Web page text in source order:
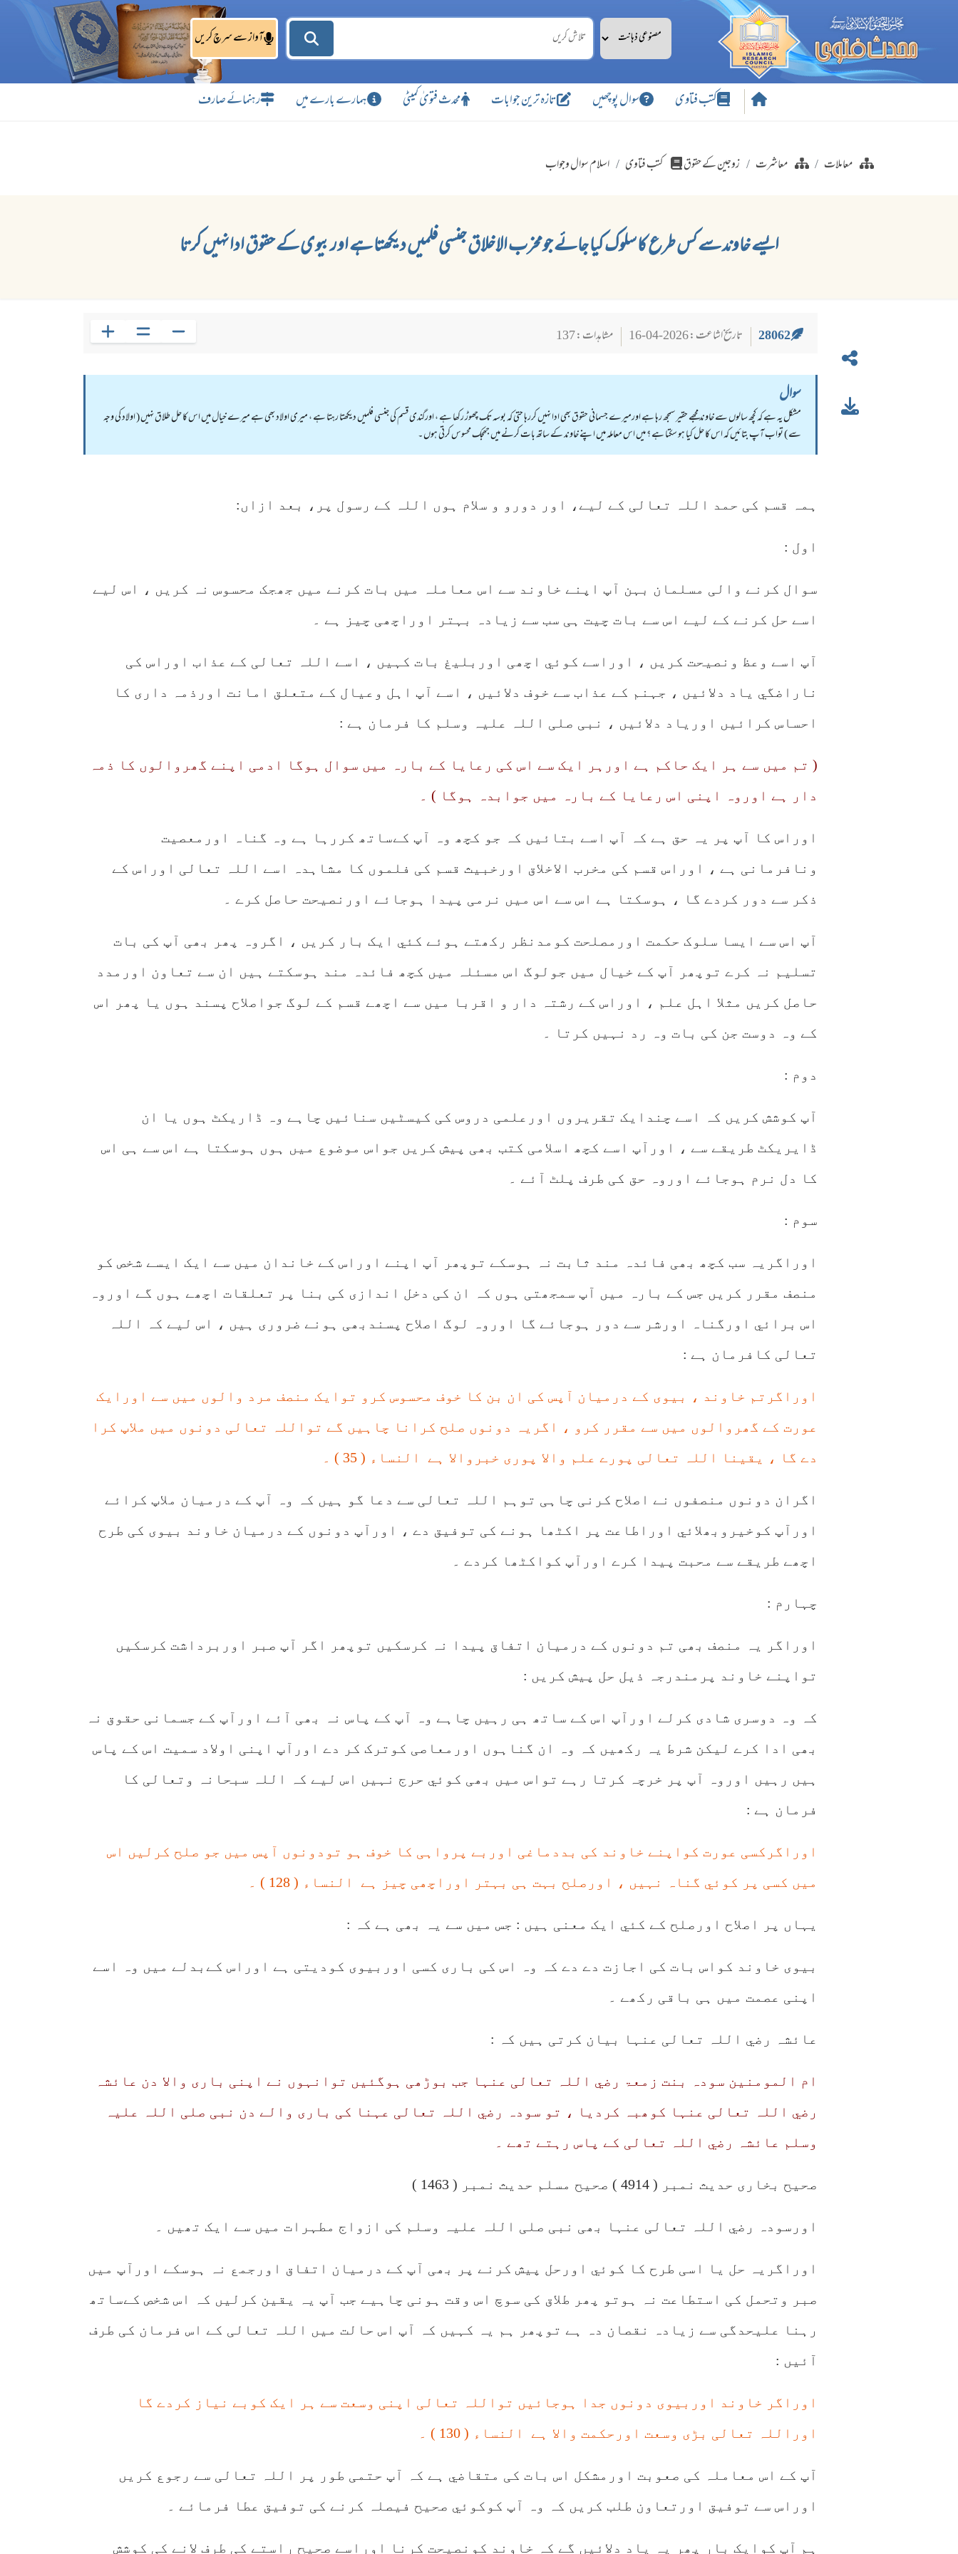
آواز سے سرچ کریں
کتب فتاوی سوال پوچھیں تازہ ترین جوابات محدث فتویٰ کمیٹی ہمارے بارے میں رہنمائے صارف
معاملات معاشرت زوجین کے حقوق کتب فتاوی اسلام سوال وجواب
ایسے خاوند سے کس طرع کا سلوک کیا جائے جومخرب الاخلاق جنسی فلمیں دیکھتا ہے اوربیوی کے حقوق ادا نہیں کرتا
28062 تاریخ اشاعت : 2026-04-16 مشاہدات : 137
سوال
مشکل یہ ہے کہ کچھ سالوں سے خاوند مجھے حقیر سمجھ رہا ہے اورمیرے جسمانی حقوق بھی ادا نہیں کررہا حتی کہ بوسہ تک چھوڑ رکھا ہے ، اورگندی قسم کی جنسی فلمیں دیکھتا رہتا ہے ، میری اولاد بھی ہے میرے خیال میں اس کا حل طلاق نہیں ( اولاد کی وجہ
سے ) تواب آپ بتائيں کہ اس کا حل کیا ہو سکتا ہے ؟ میں اس معاملہ میں اپنے خاوند کے ساتھ بات کرنے میں جھجک محسوس کرتی ہوں ۔
ہمہ قسم کی حمد اللہ تعالی کے لیے، اور دورو و سلام ہوں اللہ کے رسول پر، بعد ازاں:
اول :
سوال کرنے والی مسلمان بہن آپ اپنے خاوند سے اس معاملہ میں بات کرنے میں جھجک محسوس نہ کریں ، اس لیے
اسے حل کرنے کے لیے اس سے بات چیت ہی سب سے زيادہ بہتر اوراچھی چيز ہے ۔
آپ اسے وعظ ونصیحت کریں ، اوراسے کوئي اچھی اوربلیغ بات کہیں ، اسے اللہ تعالی کے عذاب اوراس کی
ناراضگي یاد دلائيں ، جہنم کے عذاب سے خوف دلائيں ، اسے آپ اہل وعیال کے متعلق امانت اورذمہ داری کا
احساس کرائيں اوریاد دلائيں ، نبی صلی اللہ علیہ وسلم کا فرمان ہے :
( تم میں سے ہر ایک حاکم ہے اورہر ایک سے اس کی رعایا کے بارہ میں سوال ہوگا ادمی اپنے گھروالوں کا ذمہ
دار ہے اوروہ اپنی اس رعایا کے بارہ میں جوابدہ ہوگا ) ۔
اوراس کا آپ پر یہ حق ہے کہ آپ اسے بتائيں کہ جو کچھ وہ آپ کےساتھ کررہا ہے وہ گناہ اورمعصیت
ونافرمانی ہے ، اوراس قسم کی مخرب الاخلاق اورخبیث قسم کی فلموں کا مشاہدہ اسے اللہ تعالی اوراس کے
ذکر سے دور کردے گا ، ہوسکتا ہے اس سے اس میں نرمی پیدا ہوجائے اورنصیحت حاصل کرے ۔
آپ اس سے ایسا سلوک حکمت اورمصلحت کومدنظر رکھتے ہوئے کئي ایک بار کریں ، اگروہ پھر بھی آپ کی بات
تسلیم نہ کرے توپھر آپ کے خیال میں جولوگ اس مسئلہ میں کچھ فائدہ مند ہوسکتے ہیں ان سے تعاون اورمدد
حاصل کریں مثلا اہل علم ، اوراس کے رشتہ دار و اقربا میں سے اچھے قسم کے لوگ جواصلاح پسند ہوں یا پھر اس
کے وہ دوست جن کی بات وہ رد نہیں کرتا ۔
دوم :
آپ کوشش کریں کہ اسے چندایک تقریروں اورعلمی دروس کی کیسٹیں سنائيں چاہے وہ ڈاریکٹ ہوں یا ان
ڈایریکٹ طریقے سے ، اورآپ اسے کچھ اسلامی کتب بھی پیش کریں جواس موضوع میں ہوں ہوسکتا ہے اس سے ہی اس
کا دل نرم ہوجائے اوروہ حق کی طرف پلٹ آئے ۔
سوم :
اوراگریہ سب کچھ بھی فائدہ مند ثابت نہ ہوسکے توپھر آپ اپنے اوراس کے خاندان میں سے ایک ایسے شخص کو
منصف مقرر کریں جس کے بارہ میں آپ سمجھتی ہوں کہ ان کی دخل اندازی کی بنا پر تعلقات اچھے ہوں گے اوروہ
اس برائي اورگناہ اورشر سے دور ہوجائے گا اوروہ لوگ اصلاح پسندبھی ہونے ضروری ہيں ، اس لیے کہ اللہ
تعالی کافرمان ہے :
اوراگرتم خاوند ، بیوی کے درمیان آپس کی ان بن کا خوف محسوس کرو توایک منصف مرد والوں میں سے اورایک
عورت کے گھروالوں میں سے مقرر کرو ، اگریہ دونوں صلح کرانا چاہیں گے تواللہ تعالی دونوں میں ملاپ کرا
دے گا ، یقینا اللہ تعالی پورے علم والا پوری خبروالا ہے النساء ( 35 ) ۔
اگران دونوں منصفوں نے اصلاح کرنی چاہی توہم اللہ تعالی سے دعا گو ہیں کہ وہ آپ کے درمیان ملاپ کرائے
اورآپ کوخیروبھلائي اوراطاعت پر اکٹھا ہونے کی توفیق دے ، اورآپ دونوں کے درمیان خاوند بیوی کی طرح
اچھے طریقے سے محبت پیدا کرے اورآپ کواکٹھا کردے ۔
چہارم :
اوراگر یہ منصف بھی تم دونوں کے درمیان اتفاق پیدا نہ کرسکیں توپھر اگر آپ صبر اوربرداشت کرسکیں
تواپنے خاوند پرمندرجہ ذیل حل پیش کریں :
کہ وہ دوسری شادی کرلے اورآپ اس کے ساتھ ہی رہیں چاہے وہ آپ کے پاس نہ بھی آئے اورآپ کے جسمانی حقوق نہ
بھی ادا کرے لیکن شرط یہ رکھیں کہ وہ ان گناہوں اورمعاصی کوترک کر دے اورآپ اپنی اولاد سمیت اس کے پاس
ہیں رہیں اوروہ آپ پر خرچہ کرتا رہے تواس میں بھی کوئي حرج نہیں اس لیے کہ اللہ سبحانہ وتعالی کا
فرمان ہے :
اوراگرکسی عورت کواپنے خاوند کی بددماغی اوربے پرواہی کا خوف ہو تودونوں آپس میں جو صلح کرلیں اس
میں کسی پر کوئي گناہ نہیں ، اورصلح بہت ہی بہتر اوراچھی چيز ہے النساء ( 128 ) ۔
یہاں پر اصلاح اورصلح کے کئي ایک معنی ہیں : جس میں سے یہ بھی ہے کہ :
بیوی خاوند کواس بات کی اجازت دے دے کہ وہ اس کی باری کسی اوربیوی کودیتی ہے اوراس کےبدلے میں وہ اسے
اپنی عصمت میں ہی باقی رکھے ۔
عائشہ رضي اللہ تعالی عنہا بیان کرتی ہیں کہ :
ام المومنین سودہ بنت زمعۃ رضي اللہ تعالی عنہا جب بوڑھی ہوگئيں توانہوں نے اپنی باری والا دن عائشہ
رضي اللہ تعالی عنہا کوھبہ کردیا ، تو سودہ رضي اللہ تعالی عہنا کی باری والے دن نبی صلی اللہ علیہ
وسلم عائشہ رضي اللہ تعالی کے پاس رہتے تھے ۔
صحیح بخاری حدیث نمبر ( 4914 ) صحیح مسلم حدیث نمبر ( 1463 )
اورسودہ رضي اللہ تعالی عنہا بھی نبی صلی اللہ علیہ وسلم کی ازواج مطہرات میں سے ایک تھیں ۔
اوراگریہ حل یا اسی طرح کا کوئي اورحل پیش کرنے پر بھی آپ کے درمیان اتفاق اورجمع نہ ہوسکے اورآپ میں
صبر وتحمل کی استطاعت نہ ہوتو پھر طلاق کی سوچ اس وقت ہونی چاہیے جب آپ یہ یقین کرلیں کہ اس شخص کےساتھ
رہنا علیحدگی سے زيادہ نقصان دہ ہے توپھر ہم یہ کہيں کہ آپ اس حالت میں اللہ تعالی کے اس فرمان کی طرف
آئيں :
اوراگر خاوند اوربیوی دونوں جدا ہوجائیں تواللہ تعالی اپنی وسعت سے ہر ایک کوبے نیاز کردے گا
اوراللہ تعالی بڑی وسعت اورحکمت والا ہے النساء ( 130 ) ۔
آپ کے اس معاملہ کی صعوبت اورمشکل اس بات کی متقاضي ہے کہ آپ حتمی طور پر اللہ تعالی سے رجوع کریں
اوراس سے توفیق اورتعاون طلب کریں کہ وہ آپ کوکوئي صحیح فیصلہ کرنے کی توفیق عطا فرمائے ۔
ہم آپ کوایک بار پھر یہ یاد دلائيں گے کہ خاوند کونصیحت کرنا اوراسے صحیح راستے کی طرف لانے کی کوشش